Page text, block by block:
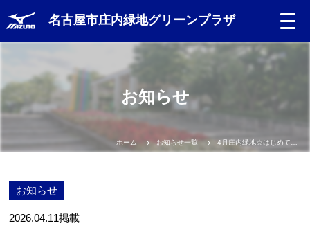
名古屋市庄内緑地グリーンプラザ
お知らせ
ホーム お知らせ一覧
お知らせ
2026.04.11掲載